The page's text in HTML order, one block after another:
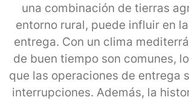
una combinación de tierras
entorno rural, puede influir en
entrega. Con un clima
de buen tiempo son comunes,
que las operaciones de entrega
interrupciones. Además, la